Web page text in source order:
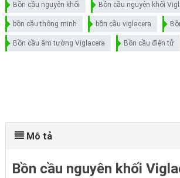
Bồn cầu nguyên khối Bồn cầu nguyên khối
bồn cầu thông minh bồn cầu viglacera
Bồn cầu âm tường Viglacera Bồn cầu điện tử
Mô tả
Bồn cầu nguyên khối